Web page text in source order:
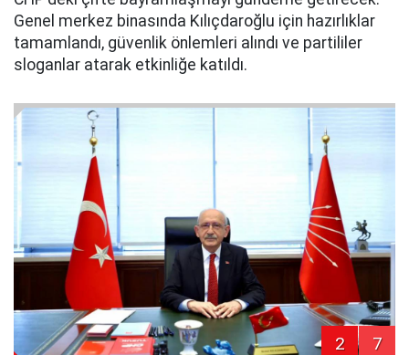
Genel merkez binasında Kılıçdaroğlu için hazırlıklar
tamamlandı, güvenlik önlemleri alındı ve partililer
sloganlar atarak etkinliğe katıldı.
2 7